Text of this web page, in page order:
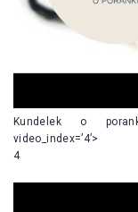
Kundelek o
video_index=’4’>
4